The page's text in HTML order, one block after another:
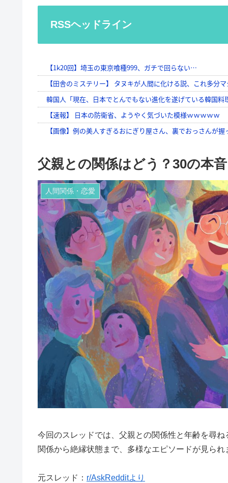
RSSヘッドライン
父親との関係はどう？30の本
人間関係・恋愛
今回のスレッドでは、父親との関係性と年齢を尋
関係から絶縁状態まで、多様なエピソードが見られ
元スレッド： r/AskRedditより